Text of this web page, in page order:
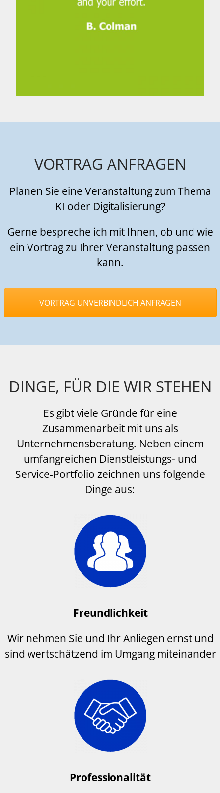
VORTRAG ANFRAGEN
Planen Sie eine Veranstaltung zum Thema
KI oder Digitalisierung?
Gerne bespreche ich mit Ihnen, ob und wie
ein Vortrag zu Ihrer Veranstaltung passen
kann.
VORTRAG UNVERBINDLICH ANFRAGEN
DINGE, FÜR DIE WIR STEHEN
Es gibt viele Gründe für eine
Zusammenarbeit mit uns als
Unternehmensberatung. Neben einem
umfangreichen Dienstleistungs- und
Service-Portfolio zeichnen uns folgende
Dinge aus:
Freundlichkeit
Wir nehmen Sie und Ihr Anliegen ernst und
sind wertschätzend im Umgang miteinander
Professionalität